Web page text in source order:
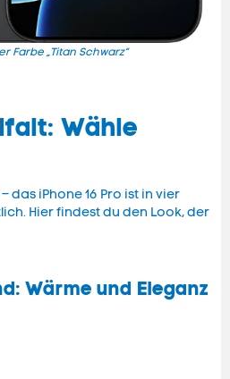
Farbe „Titan Schwarz“
Wähle
das iPhone 16 Pro ist in vier
Hier findest du den Look, der
Wärme und Eleganz